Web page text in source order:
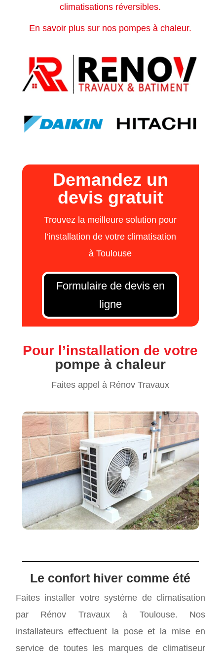
climatisations réversibles.
En savoir plus sur nos pompes à chaleur.
Demandez un
devis gratuit
Trouvez la meilleure solution pour
l’installation de votre climatisation
à Toulouse
Formulaire de devis en
ligne
Pour l’installation de votre
pompe à chaleur
Faites appel à Rénov Travaux
Le confort hiver comme été
Faites installer votre système de climatisation
par Rénov Travaux à Toulouse. Nos
installateurs effectuent la pose et la mise en
service de toutes les marques de climatiseur